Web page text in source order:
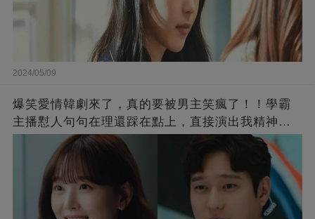
2024/05/09
爆笑愛情韓劇來了，真的要被男主笑瘋了！！學霸
主播懟人句句在理還踩在點上，直接演出我精神世
界的嘴替！